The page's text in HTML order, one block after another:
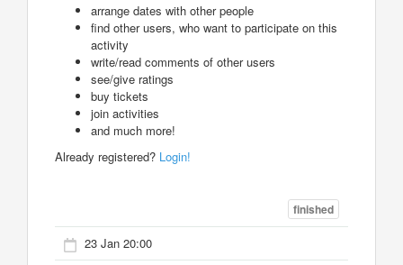
arrange dates with other people
find other users, who want to participate on this
activity
write/read comments of other users
see/give ratings
buy tickets
join activities
and much more!
Already registered? Login!
finished
23 Jan 20:00